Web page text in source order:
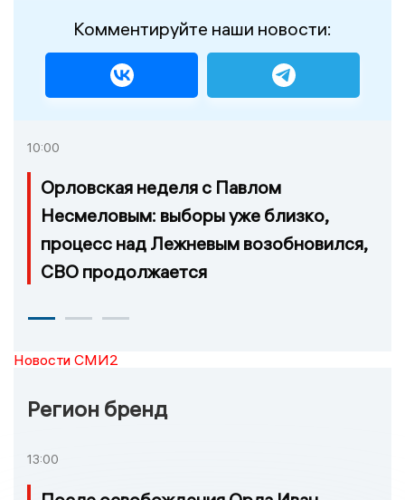
Комментируйте наши новости:
10:00
Орловская неделя с Павлом
Несмеловым: выборы уже близко,
процесс над Лежневым возобновился,
СВО продолжается
Новости СМИ2
Регион бренд
13:00